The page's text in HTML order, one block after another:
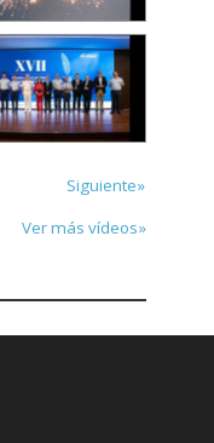
Siguiente»
Ver más vídeos»